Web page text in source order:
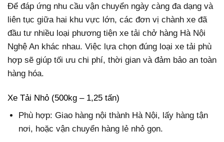
Để đáp ứng nhu cầu vận chuyển ngày càng đa dạng và
liên tục giữa hai khu vực lớn, các đơn vị chành xe đã
đầu tư nhiều loại phương tiện xe tải chở hàng Hà Nội
Nghệ An khác nhau. Việc lựa chọn đúng loại xe tải phù
hợp sẽ giúp tối ưu chi phí, thời gian và đảm bảo an toàn
hàng hóa.
Xe Tải Nhỏ (500kg – 1,25 tấn)
Phù hợp: Giao hàng nội thành Hà Nội, lấy hàng tận
nơi, hoặc vận chuyển hàng lẻ nhỏ gọn.